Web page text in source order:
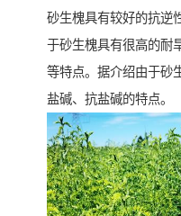
砂生槐具有较好的抗逆
于砂生槐具有很高的耐
等特点。据介绍由于砂
盐碱、抗盐碱的特点。